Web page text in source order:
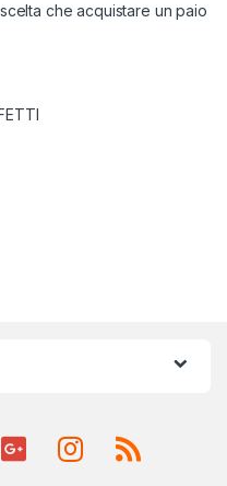
che acquistare un paio